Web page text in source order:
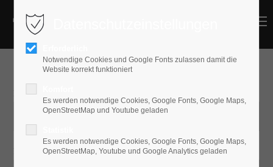
Schüler Login
Benutzername
Passwort
Notwendige Cookies und Google Fonts zulassen damit die
Website korrekt funktioniert
Es werden notwendige Cookies, Google Fonts, Google Maps,
OpenStreetMap und Youtube geladen
Es werden notwendige Cookies, Google Fonts, Google Maps,
OpenStreetMap, Youtube und Google Analytics geladen